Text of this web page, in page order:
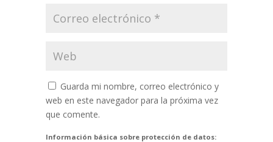
Guarda mi nombre, correo electrónico y
web en este navegador para la próxima vez
que comente.
Información básica sobre protección de datos: